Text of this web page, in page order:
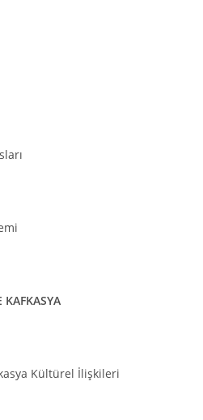
KAFKASYA
Kültürel İlişkileri